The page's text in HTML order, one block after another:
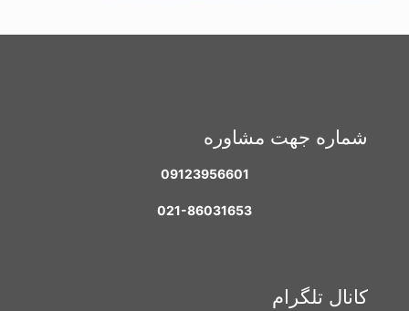
شماره جهت مشاوره
09123956601
021-86031653
کانال تلگرام